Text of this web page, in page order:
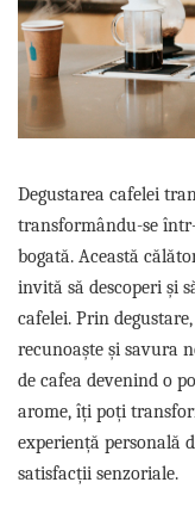
Complementare
Capace
Cesti si farfurii
Diverse
Pahare de cafea
Palete cafea
Consumabile
Cappucino instant
Ciocolata calda
Lapte instant
Pliculete Zahar si
Siropuri
Topping
Degustarea cafelei
transformându-se
bogată. Această
invită să descoperi și
cafelei. Prin
recunoaște și savura
de cafea devenind o
arome, îți poți
experiență personală
satisfacții senzoriale.